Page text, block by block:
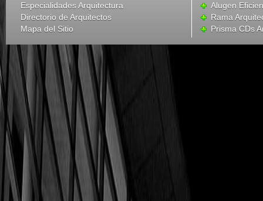
Especialidades Arquitectura
Directorio de Arquitectos
Mapa del Sitio
Alugen
Rama
Prisma CDs